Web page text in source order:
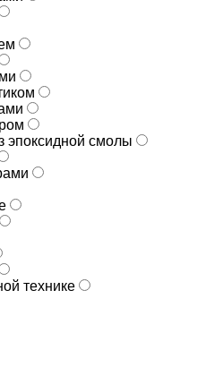
эпоксидной смолы
технике